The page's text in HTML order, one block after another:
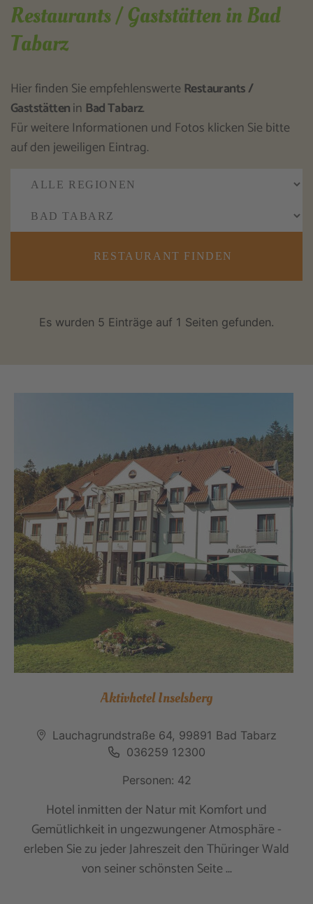
Restaurants / Gaststätten in Bad
Tabarz
Hier finden Sie empfehlenswerte Restaurants /
Gaststättenin Bad Tabarz.
Für weitere Informationen und Fotos klicken Sie bitte
auf den jeweiligen Eintrag.
RESTAURANT FINDEN
Es wurden 5 Einträge auf 1 Seiten gefunden.
Aktivhotel Inselsberg
Lauchagrundstraße 64, 99891 Bad Tabarz
036259 12300
Personen: 42
Hotel inmitten der Natur mit Komfort und
Gemütlichkeit in ungezwungener Atmosphäre -
erleben Sie zu jeder Jahreszeit den Thüringer Wald
von seiner schönsten Seite ...